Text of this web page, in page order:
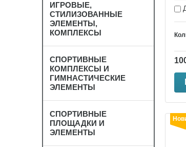
ИГРОВЫЕ,
СТИЛИЗОВАННЫЕ
ЭЛЕМЕНТЫ,
КОМПЛЕКСЫ
СПОРТИВНЫЕ
КОМПЛЕКСЫ И
ГИМНАСТИЧЕСКИЕ
ЭЛЕМЕНТЫ
СПОРТИВНЫЕ
ПЛОЩАДКИ И
ЭЛЕМЕНТЫ